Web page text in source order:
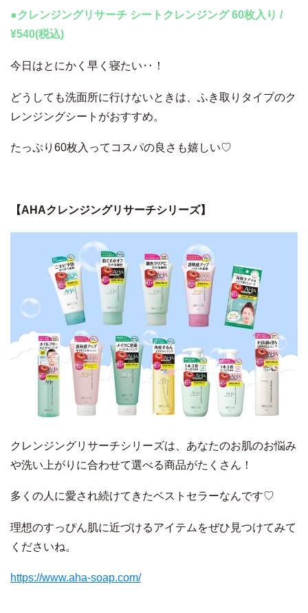
●クレンジングリサーチ シートクレンジング 60枚入り /
¥540(税込)
今日はとにかく早く寝たい‥！
どうしても洗面所に行けないときは、ふき取りタイプのク
レンジングシートがおすすめ。
たっぷり60枚入ってコスパの良さも嬉しい♡
【AHAクレンジングリサーチシリーズ】
クレンジングリサーチシリーズは、あなたのお肌のお悩み
や洗い上がりに合わせて選べる商品がたくさん！
多くの人に愛され続けてきたベストセラーなんです♡
理想のすっぴん肌に近づけるアイテムをぜひ見つけてみて
くださいね。
https://www.aha-soap.com/